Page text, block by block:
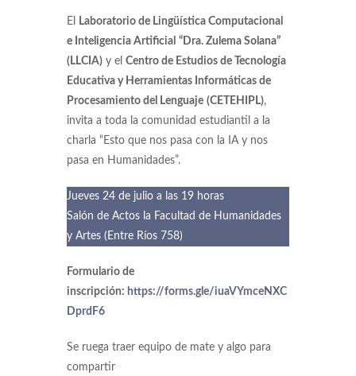
El
Laboratorio de Lingüística Computacional
e Inteligencia Artificial “Dra. Zulema Solana”
(LLCIA) y el Centro de Estudios de Tecnología
Educativa y Herramientas Informáticas de
Procesamiento del Lenguaje (CETEHIPL),
invita a toda la comunidad estudiantil a la
charla “Esto que nos pasa con la IA y nos
pasa en Humanidades”.
Jueves 24 de julio a las 19 horas
Salón de Actos la Facultad de Humanidades
y Artes (Entre Ríos 758)
Formulario de
inscripción: https://forms.gle/iuaVYmceNXC
DprdF6
Se ruega traer equipo de mate y algo para
compartir